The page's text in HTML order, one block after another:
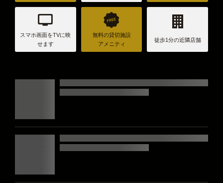
スマホ画面をTVに映
せます
無料の貸切施設
アメニティ
徒歩1分の近隣店舗